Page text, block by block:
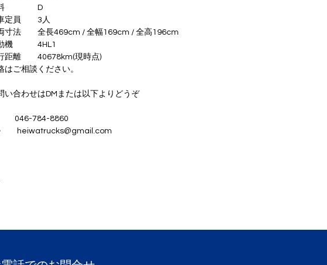
料 D
定員 3人
寸法 全長469cm / 全幅169cm / 全高196cm
機 4HL1
距離 40678km(現時点)
はご相談ください。
い合わせはDMまたは以下よりどうぞ
784-8860
heiwatrucks@gmail.com